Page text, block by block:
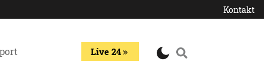
Kontakt
Live 24